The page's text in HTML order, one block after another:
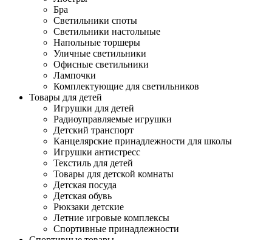
Бра
Светильники споты
Светильники настольные
Напольные торшеры
Уличные светильники
Офисные светильники
Лампочки
Комплектующие для светильников
Товары для детей
Игрушки для детей
Радиоуправляемые игрушки
Детский транспорт
Канцелярские принадлежности для школы
Игрушки антистресс
Текстиль для детей
Товары для детской комнаты
Детская посуда
Детская обувь
Рюкзаки детские
Летние игровые комплексы
Спортивные принадлежности